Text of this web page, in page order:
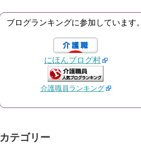
ブログランキングに参加しています。
にほんブログ村
介護職員ランキング
カテゴリー